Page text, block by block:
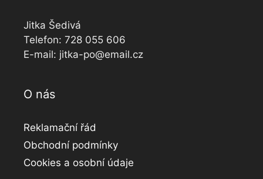
Jitka Šedivá
Telefon: 728 055 606
E-mail: jitka-po@email.cz
O nás
Reklamační řád
Obchodní podmínky
Cookies a osobní údaje